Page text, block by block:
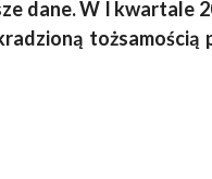
dane. W I kwartale
tożsamością